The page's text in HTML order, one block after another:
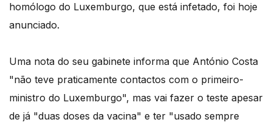
homólogo do Luxemburgo, que está infetado, foi hoje
anunciado.
Uma nota do seu gabinete informa que António Costa
"não teve praticamente contactos com o primeiro-
ministro do Luxemburgo", mas vai fazer o teste apesar
de já "duas doses da vacina" e ter "usado sempre